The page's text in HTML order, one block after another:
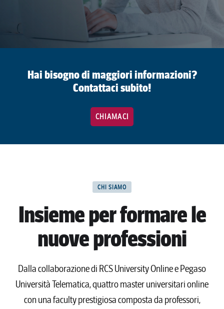
Master in Digital Marketing & Social Media Management
ISCRIVITI
Hai bisogno di maggiori informazioni?
Contattaci subito!
CHIAMACI
CHI SIAMO
Insieme per formare le
nuove professioni
Dalla collaborazione di RCS University Online e Pegaso
Università Telematica, quattro master universitari online
con una faculty prestigiosa composta da professori,